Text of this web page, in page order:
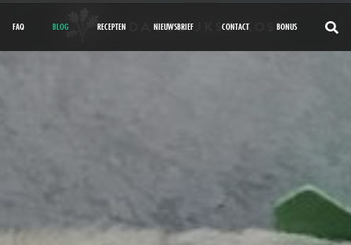
FAQ BLOG RECEPTEN NIEUWSBRIEF CONTACT BONUS